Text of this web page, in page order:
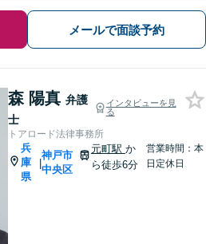
メールで面談予約
森 陽真 弁護
士
インタビューを見
る
トアロード法律事務所
兵
庫
県
|
神戸市
中央区
元町駅 か
ら徒歩6分
営業時間：本
日定休日